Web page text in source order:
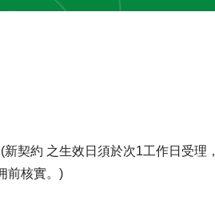
契約 之生效日須於次1工作日受理
前核實。)